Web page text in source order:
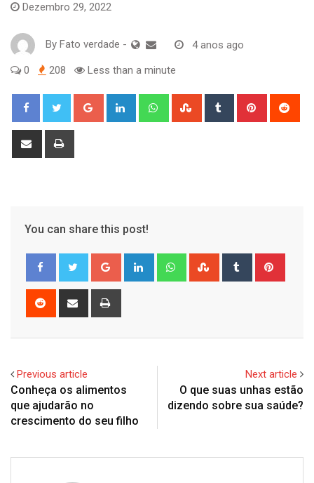
Dezembro 29, 2022
By Fato verdade - 4 anos ago
0 208 Less than a minute
Google+ LinkedIn WhatsappStumbleUpon
Tumblr Pinterest
Share
You can share this post!
Google+ LinkedIn WhatsappStumbleUpon
Tumblr
Reddit
Share
Previous article
Conheça os alimentos
que ajudarão no
crescimento do seu filho
Next article
O que suas unhas estão
dizendo sobre sua saúde?